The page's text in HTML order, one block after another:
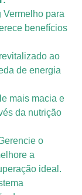
para
benefícios
ao
de energia
mais macia e
da nutrição
o
a
ideal.